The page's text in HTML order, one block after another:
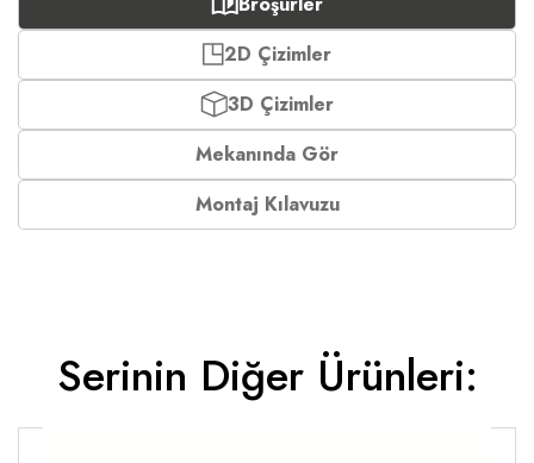
2D Çizimler
3D Çizimler
Mekanında Gör
Montaj Kılavuzu
Serinin Diğer Ürünleri: